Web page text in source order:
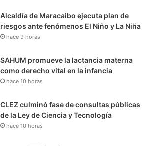
Alcaldía de Maracaibo ejecuta plan de
riesgos ante fenómenos El Niño y La Niña
hace 9 horas
SAHUM promueve la lactancia materna
como derecho vital en la infancia
hace 10 horas
CLEZ culminó fase de consultas públicas
de la Ley de Ciencia y Tecnología
hace 10 horas